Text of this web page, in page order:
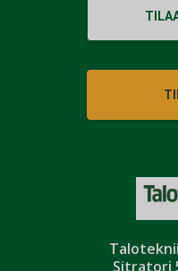
Sitratori